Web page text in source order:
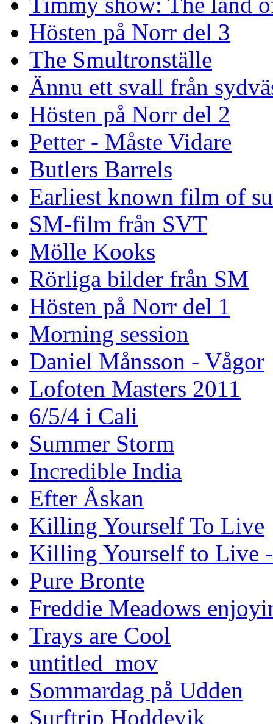
Hösten på Norr del 3
The Smultronställe
Ännu ett svall från
Hösten på Norr del 2
Petter - Måste Vidare
Butlers Barrels
Earliest known film of
SM-film från SVT
Mölle Kooks
Rörliga bilder från SM
Hösten på Norr del 1
Morning session
Daniel Månsson - Vågor
Lofoten Masters 2011
6/5/4 i Cali
Summer Storm
Incredible India
Efter Åskan
Killing Yourself To Live
Killing Yourself to Live -
Pure Bronte
Freddie Meadows
Trays are Cool
untitled_mov
Sommardag på Udden
Surftrip Hoddevik